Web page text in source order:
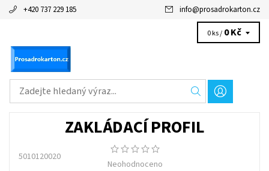
+420 737 229 185 info@prosadrokarton.cz
0 ks / 0 Kč
ZAKLÁDACÍ PROFIL
5010120020
Neohodnoceno